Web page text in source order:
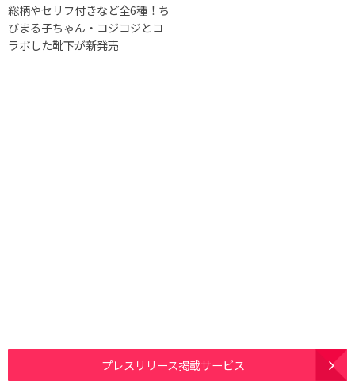
総柄やセリフ付きなど全6種！ち
びまる子ちゃん・コジコジとコ
ラボした靴下が新発売
プレスリリース掲載サービス